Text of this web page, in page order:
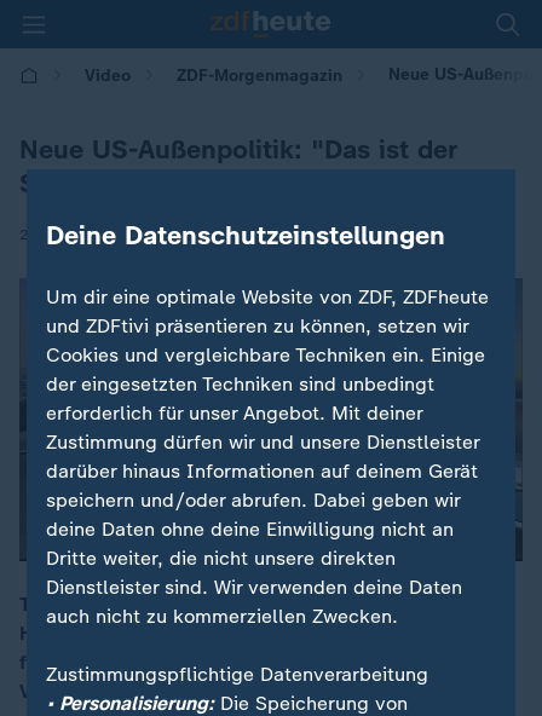
Video ZDF-Morgenmagazin Neue US-
Neue US-Außenpolitik: "Das ist der
Supergau"
20.02.2025 | 05:30
Trump habe sich auf die "Seite der autoritären
Herrscher geschlagen", was "schmerzhafteste Folgen
für uns alle" haben werde, sagt Michael Roth, SPD,
Vorsitzender des Auswärtigen Ausschuss‘.
Deine Datenschutzeinstellungen
Um dir eine optimale Website von ZDF, ZDFheute
und ZDFtivi präsentieren zu können, setzen wir
Cookies und vergleichbare Techniken ein. Einige
der eingesetzten Techniken sind unbedingt
erforderlich für unser Angebot. Mit deiner
Zustimmung dürfen wir und unsere Dienstleister
darüber hinaus Informationen auf deinem Gerät
speichern und/oder abrufen. Dabei geben wir
deine Daten ohne deine Einwilligung nicht an
Dritte weiter, die nicht unsere direkten
Dienstleister sind. Wir verwenden deine Daten
auch nicht zu kommerziellen Zwecken.
Zustimmungspflichtige Datenverarbeitung
• Personalisierung:Die Speicherung von